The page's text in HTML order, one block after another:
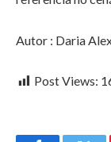
Autor : Daria
Post Views: